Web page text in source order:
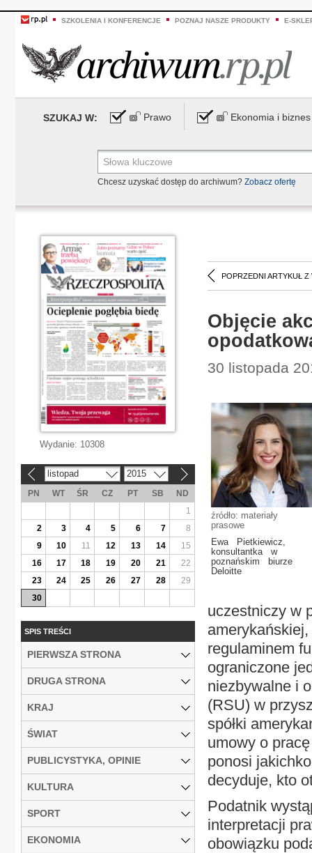
SZKOLENIA I KONFERENCJE POZNAJ NASZE PRODUKTY E-
SZUKAJ W: Prawo Ekonomia i biznes
Chcesz uzyskać dostęp do archiwum? Zobacz ofertę
POPRZEDNI ARTYKUŁ Z
Objęcie
30 listopada
źródło: materiały
prasowe
Ewa Pietkiewicz,
konsultantka w
poznańskim biurze
Deloitte
uczestniczy w
regulaminem
ograniczone
niezbywalne i
(RSU) w
spółki
umowy o
ponosi
decyduje, kto
Podatnik
interpretacji
obowiązku
Wydanie: 10308
listopad 2015
PN WT ŚR CZ PT SB
ND
1
2
3 4 5 6 7
8
9
10 11 12 13 14
15
16
17 18 19 20 21
22
23
24 25 26 27 28
29
30
SPIS TREŚCI
PIERWSZA STRONA
DRUGA STRONA
KRAJ
ŚWIAT
PUBLICYSTYKA, OPINIE
KULTURA
SPORT
EKONOMIA